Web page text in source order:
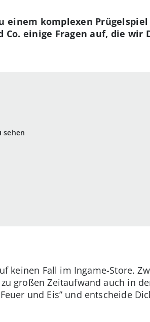
sehen
komplexen
einige Fragen auf, die wir
keinen Fall im Ingame-Store.
großen Zeitaufwand auch in
und Eis” und entscheide